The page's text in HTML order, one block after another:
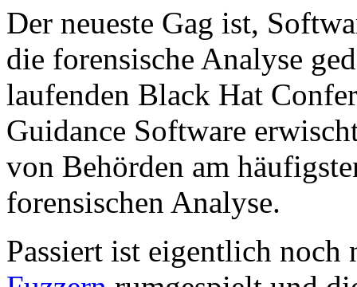
Der neueste Gag ist,
die forensische Analyse
laufenden Black Hat
Guidance Software
von Behörden am
forensischen Analyse.
Passiert ist eigentlich